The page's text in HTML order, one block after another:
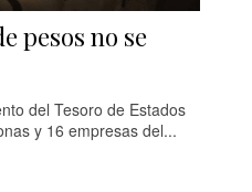
pesos no se
del Tesoro de Estados
y 16 empresas del...